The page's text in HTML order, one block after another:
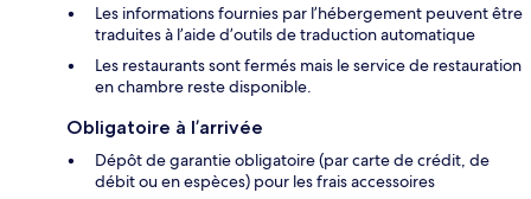
Les informations fournies par l’hébergement peuvent être
traduites à l’aide d’outils de traduction automatique
Les restaurants sont fermés mais le service de restauration
en chambre reste disponible.
Obligatoire à l’arrivée
Dépôt de garantie obligatoire (par carte de crédit, de
débit ou en espèces) pour les frais accessoires